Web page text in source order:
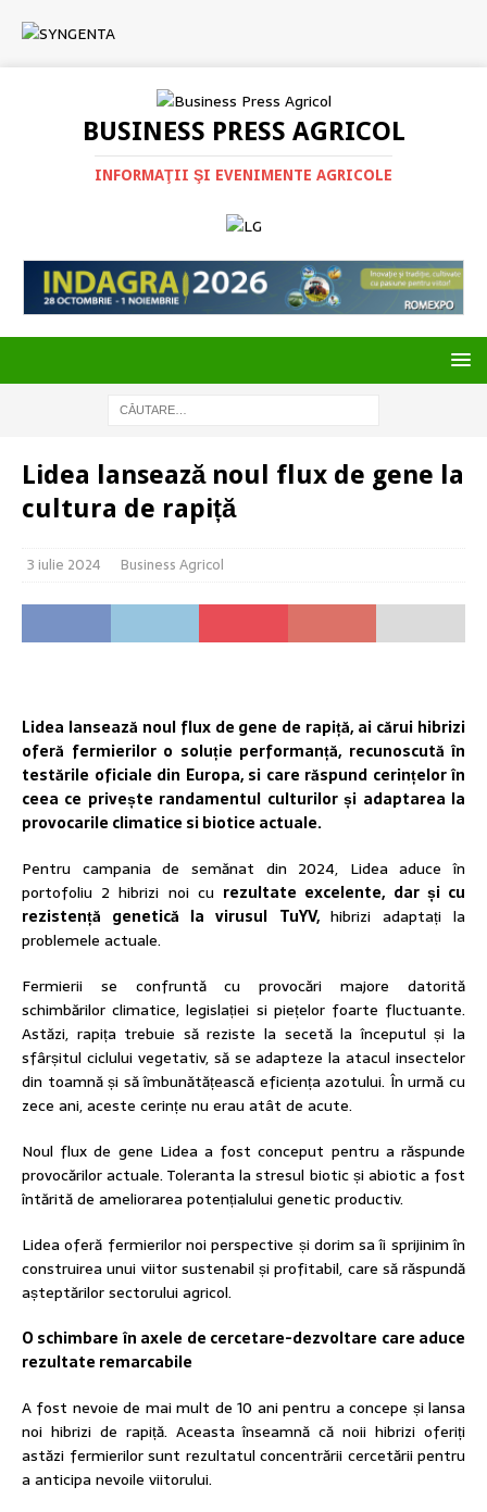
BUSINESS PRESS AGRICOL
INFORMAŢII ŞI EVENIMENTE AGRICOLE
Lidea lansează noul flux de gene la
cultura de rapiță
3 iulie 2024 Business Agricol
Lidea lansează noul flux de gene de rapiță, ai cărui hibrizi
oferă fermierilor o soluție performanță, recunoscută în
testările oficiale din Europa, si care răspund cerințelor în
ceea ce privește randamentul culturilor și adaptarea la
provocarile climatice si biotice actuale.
Pentru campania de semănat din 2024, Lidea aduce în
portofoliu 2 hibrizi noi cu rezultate excelente, dar și cu
rezistență genetică la virusul TuYV, hibrizi adaptați la
problemele actuale.
Fermierii se confruntă cu provocări majore datorită
schimbărilor climatice, legislației si piețelor foarte fluctuante.
Astăzi, rapița trebuie să reziste la secetă la începutul și la
sfârșitul ciclului vegetativ, să se adapteze la atacul insectelor
din toamnă și să îmbunătățească eficiența azotului. În urmă cu
zece ani, aceste cerințe nu erau atât de acute.
Noul flux de gene Lidea a fost conceput pentru a răspunde
provocărilor actuale. Toleranta la stresul biotic și abiotic a fost
întărită de ameliorarea potențialului genetic productiv.
Lidea oferă fermierilor noi perspective și dorim sa îi sprijinim în
construirea unui viitor sustenabil și profitabil, care să răspundă
așteptărilor sectorului agricol.
O schimbare în axele de cercetare-dezvoltare care aduce
rezultate remarcabile
A fost nevoie de mai mult de 10 ani pentru a concepe și lansa
noi hibrizi de rapiță. Aceasta înseamnă că noii hibrizi oferiți
astăzi fermierilor sunt rezultatul concentrării cercetării pentru
a anticipa nevoile viitorului.